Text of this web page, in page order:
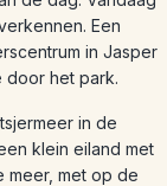
Een
in Jasper
door het park.
in de
klein eiland met
meer, met op de